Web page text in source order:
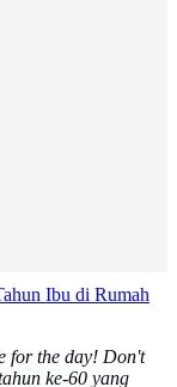
Ibu di Rumah
for the day! Don't
ke-60 yang